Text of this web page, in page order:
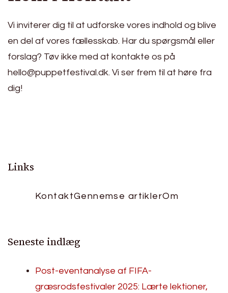
Vi inviterer dig til at udforske vores indhold og blive
en del af vores fællesskab. Har du spørgsmål eller
forslag? Tøv ikke med at kontakte os på
hello@puppetfestival.dk. Vi ser frem til at høre fra
dig!
Links
KontaktGennemse artiklerOm
Seneste indlæg
Post-eventanalyse af FIFA-
græsrodsfestivaler 2025: Lærte lektioner,